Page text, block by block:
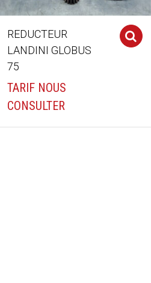
REDUCTEUR
LANDINI GLOBUS
75
TARIF NOUS
CONSULTER